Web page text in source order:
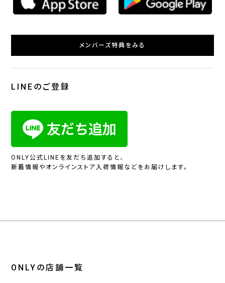
メンバーズ特典をみる
LINEのご登録
ONLY公式LINEを友だち追加すると、
新着情報やオンラインストア入荷情報などをお届けします。
ONLYの店舗一覧